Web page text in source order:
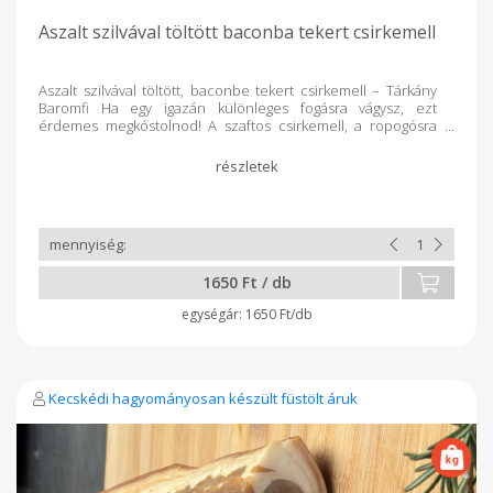
Aszalt szilvával töltött baconba tekert csirkemell
Aszalt szilvával töltött, baconbe tekert csirkemell – Tárkány
Baromfi Ha egy igazán különleges fogásra vágysz, ezt
érdemes megkóstolnod! A szaftos csirkemell, a ropogósra
Gyorsan elkészíthető, mégis olyan, mintha egy étteremben
rendelted volna. Friss salátával, párolt rizzsel vagy
1650 Ft / db
1650 Ft/db
Kecskédi hagyományosan készült füstölt áruk